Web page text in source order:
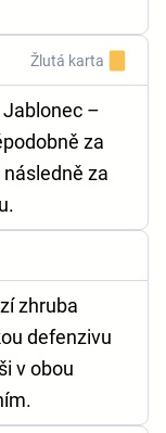
Žlutá karta
–
za
za
zhruba
defenzivu
v obou